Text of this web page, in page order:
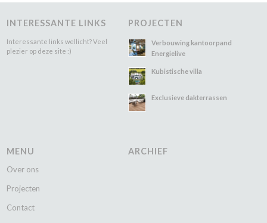
INTERESSANTE LINKS
Interessante links wellicht? Veel
plezier op deze site :)
PROJECTEN
Verbouwing kantoorpand
Energielive
Kubistische villa
Exclusieve dakterrassen
MENU
Over ons
Projecten
Contact
ARCHIEF